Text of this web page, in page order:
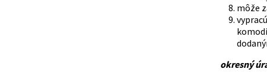
môže
okresný